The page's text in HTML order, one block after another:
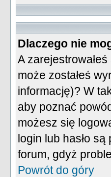
Dlaczego nie
A
może zostałeś
informację)? W
aby poznać
możesz się
login lub hasło
forum, gdyż
Powrót do góry